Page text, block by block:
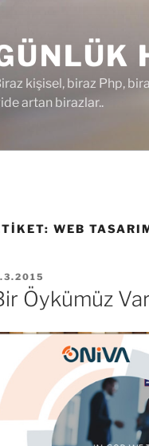
kişisel, biraz Php,
artan birazlar..
WEB
Öykümüz